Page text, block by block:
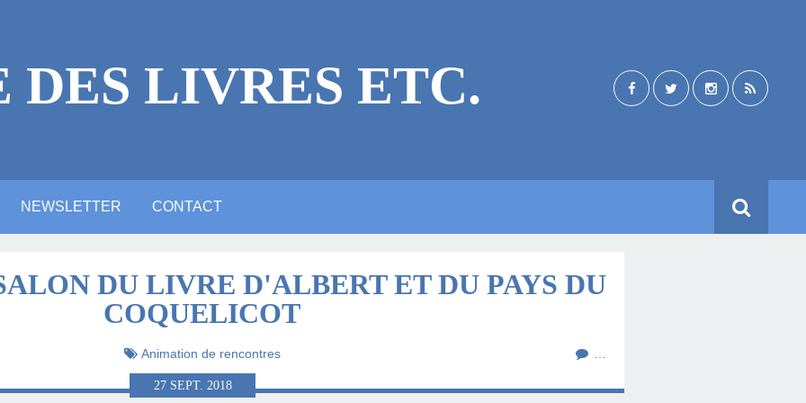
DES LIVRES ETC.
NEWSLETTER CONTACT
DU LIVRE D'ALBERT ET DU PAYS DU
COQUELICOT
Animation de rencontres …
27 SEPT. 2018